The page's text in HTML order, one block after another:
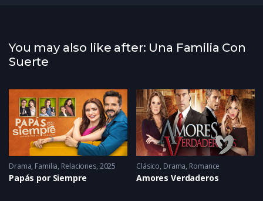
You may also like after: Una Familia Con
Suerte
- 2022
Drama, Familia, Relaciones 2025
Papás por Siempre
Clásico, Drama, Romance
Amores Verdaderos